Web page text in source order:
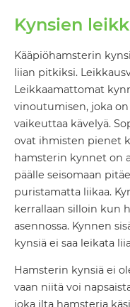
Kynsien
Kääpiöhamsterin
liian pitkiksi.
Leikkaamattomat
vinoutumisen, joka
vaikeuttaa kävelyä.
ovat ihmisten pienet
hamsterin kynnet on
päälle seisomaan
puristamatta liikaa.
kerrallaan silloin kun
asennossa. Kynnen
kynsiä ei saa leikata
Hamsterin kynsiä ei
vaan niitä voi
joka ilta hamsteria